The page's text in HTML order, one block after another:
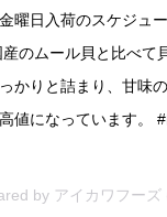
曜日入荷のスケジュ
のムール貝と比べて
かりと詰まり、甘味
値になっています。
by アイカワフーズ